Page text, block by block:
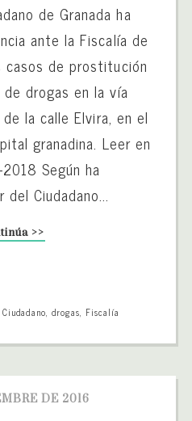
de Granada ha
ante la Fiscalía de
casos de prostitución
drogas en la vía
la calle Elvira, en el
granadina. Leer en
Según ha
Ciudadano...
>>
, drogas, Fiscalía
DE 2016